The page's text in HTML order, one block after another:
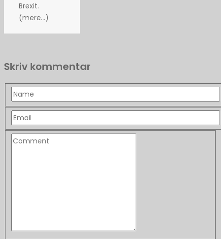
Brexit.
(mere…)
Skriv kommentar